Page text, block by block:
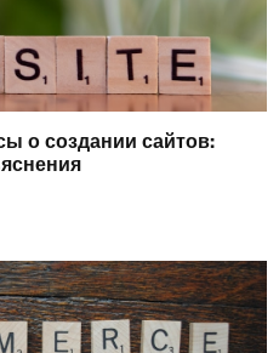
о создании сайтов: